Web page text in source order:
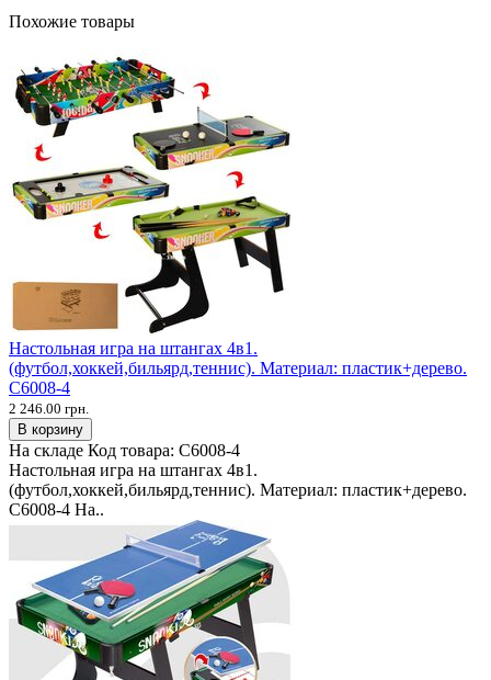
Похожие товары
Настольная игра на штангах 4в1.
(футбол,хоккей,бильярд,теннис). Материал: пластик+дерево.
C6008-4
2 246.00 грн.
В корзину
На складе Код товара: C6008-4
Настольная игра на штангах 4в1.
(футбол,хоккей,бильярд,теннис). Материал: пластик+дерево.
C6008-4 На..